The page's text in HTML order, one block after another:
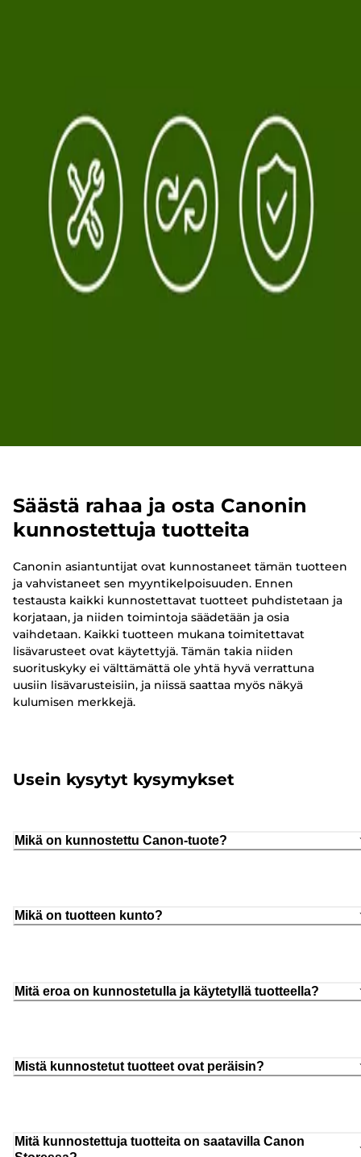
Säästä rahaa ja osta Canonin
kunnostettuja tuotteita
Canonin asiantuntijat ovat kunnostaneet tämän tuotteen
ja vahvistaneet sen myyntikelpoisuuden. Ennen
testausta kaikki kunnostettavat tuotteet puhdistetaan ja
korjataan, ja niiden toimintoja säädetään ja osia
vaihdetaan. Kaikki tuotteen mukana toimitettavat
lisävarusteet ovat käytettyjä. Tämän takia niiden
suorituskyky ei välttämättä ole yhtä hyvä verrattuna
uusiin lisävarusteisiin, ja niissä saattaa myös näkyä
kulumisen merkkejä.
Usein kysytyt kysymykset
Mikä on kunnostettu Canon-tuote?
Mikä on tuotteen kunto?
Mitä eroa on kunnostetulla ja käytetyllä tuotteella?
Mistä kunnostetut tuotteet ovat peräisin?
Mitä kunnostettuja tuotteita on saatavilla Canon